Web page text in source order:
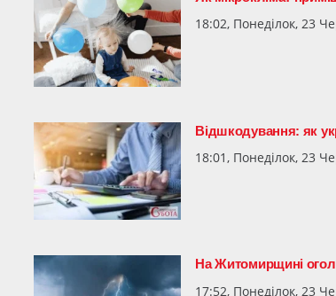
18:02, Понеділок, 23
Відшкодування: як
18:01, Понеділок, 23
На Житомирщині
17:52, Понеділок, 23